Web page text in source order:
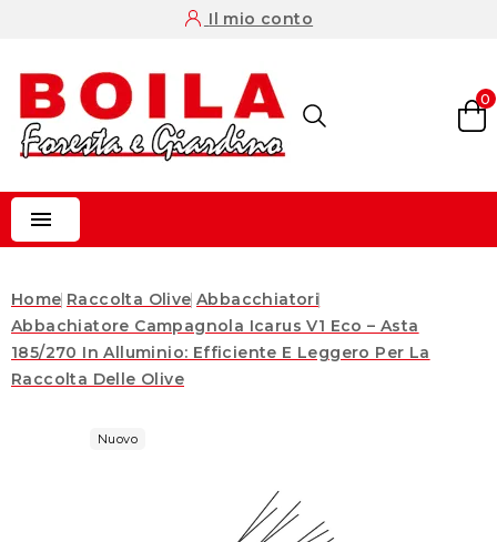
Il mio conto
0

Home Raccolta Olive Abbacchiatori
Abbachiatore Campagnola Icarus V1 Eco – Asta
185/270 In Alluminio: Efficiente E Leggero Per La
Raccolta Delle Olive
Nuovo